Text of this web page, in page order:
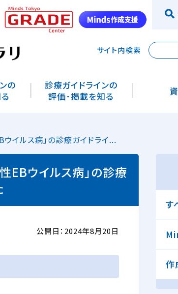
イルス病」の診療ガイドライ...
EBウイルス病」の診療
公開日：2024年8月20日
す
作
の
診療ガイドラインの
評価･掲載を知る
サイト内検索